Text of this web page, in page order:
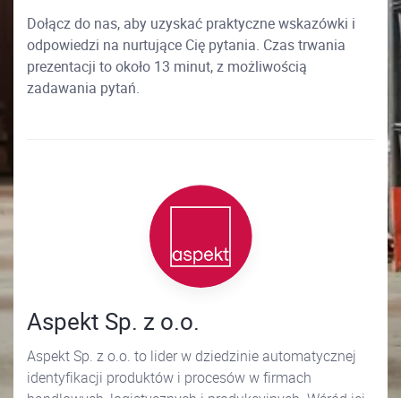
Dołącz do nas, aby uzyskać praktyczne wskazówki i
odpowiedzi na nurtujące Cię pytania. Czas trwania
prezentacji to około 13 minut, z możliwością
zadawania pytań.
Aspekt Sp. z o.o.
Aspekt Sp. z o.o. to lider w dziedzinie automatycznej
identyfikacji produktów i procesów w firmach